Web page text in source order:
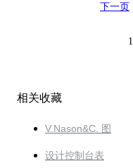
下一页
1
相关收藏
V.Nason&C. 图
设计控制台表